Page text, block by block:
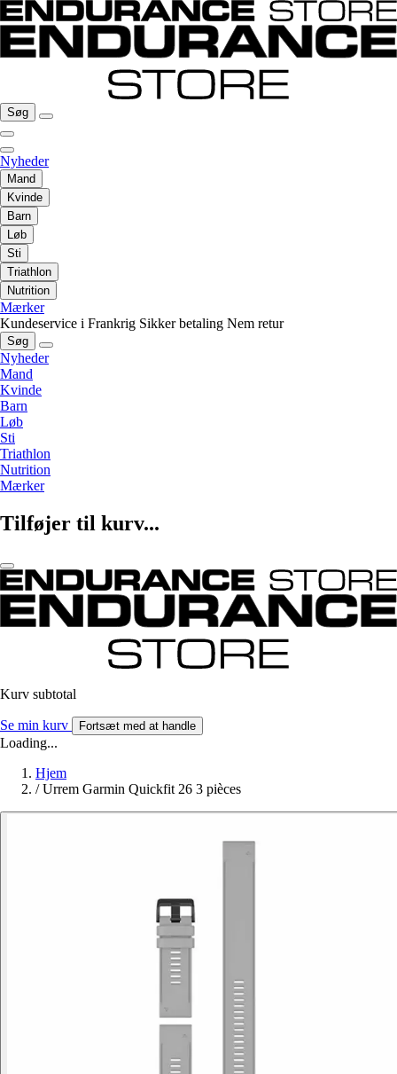
Søg
Nyheder
Mand
Kvinde
Barn
Løb
Sti
Triathlon
Nutrition
Mærker
Kundeservice i Frankrig Sikker betaling Nem retur
Søg
Nyheder
Mand
Kvinde
Barn
Løb
Sti
Triathlon
Nutrition
Mærker
Tilføjer til kurv...
Kurv subtotal
Se min kurv Fortsæt med at handle
Loading...
Hjem
/ Urrem Garmin Quickfit 26 3 pièces